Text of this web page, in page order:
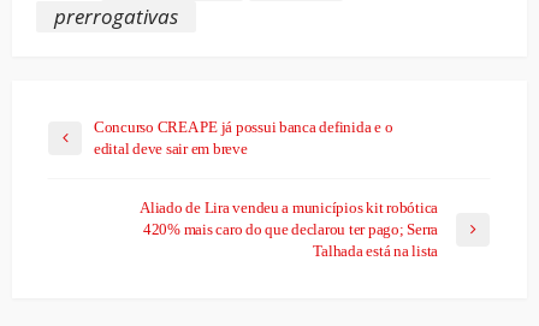
prerrogativas
Concurso CREA PE já possui banca definida e o
edital deve sair em breve
Aliado de Lira vendeu a municípios kit robótica
420% mais caro do que declarou ter pago; Serra
Talhada está na lista